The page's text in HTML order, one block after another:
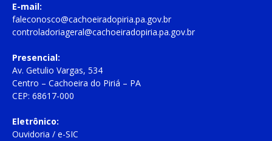
E-mail:
faleconosco@cachoeiradopiria.pa.gov.br
controladoriageral@cachoeiradopiria.pa.gov.br
Presencial:
Av. Getulio Vargas, 534
Centro – Cachoeira do Piriá – PA
CEP: 68617-000
Eletrônico:
Ouvidoria / e-SIC